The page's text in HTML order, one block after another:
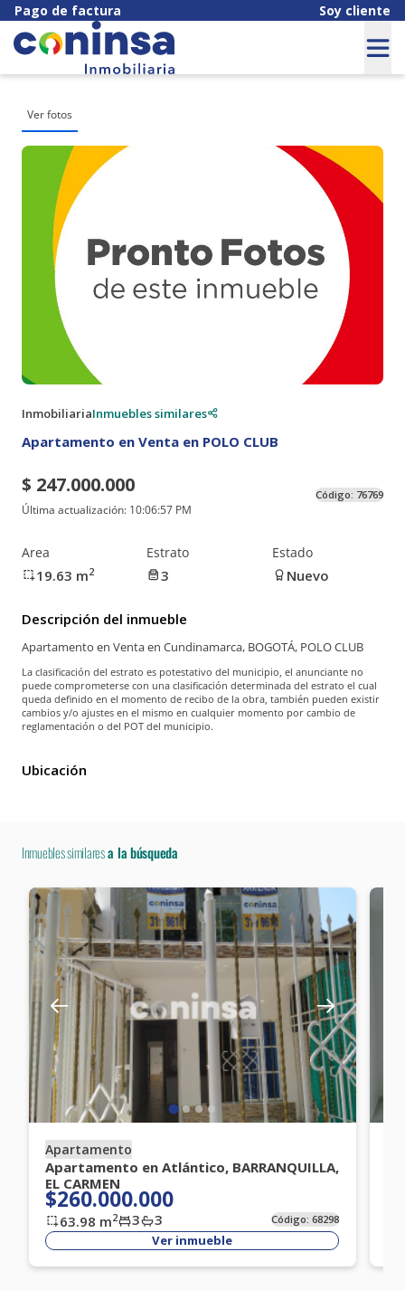
Pago de factura Soy cliente
Ver fotos
InmobiliariaInmuebles similares
Apartamento en Venta en POLO CLUB
$ 247.000.000
Última actualización: 10:06:57 PM
Código: 76769
Area
19.63 m2
Estrato
3
Estado
Nuevo
Descripción del inmueble
Apartamento en Venta en Cundinamarca, BOGOTÁ, POLO CLUB
La clasificación del estrato es potestativo del municipio, el anunciante no
puede comprometerse con una clasificación determinada del estrato el cual
queda definido en el momento de recibo de la obra, también pueden existir
cambios y/o ajustes en el mismo en cualquier momento por cambio de
reglamentación o del POT del municipio.
Ubicación
Inmuebles similaresa la búsqueda
Apartamento
Apartamento en Atlántico, BARRANQUILLA,
EL CARMEN
$260.000.000
63.98 m2 3 3 Código:68298
Ver inmueble